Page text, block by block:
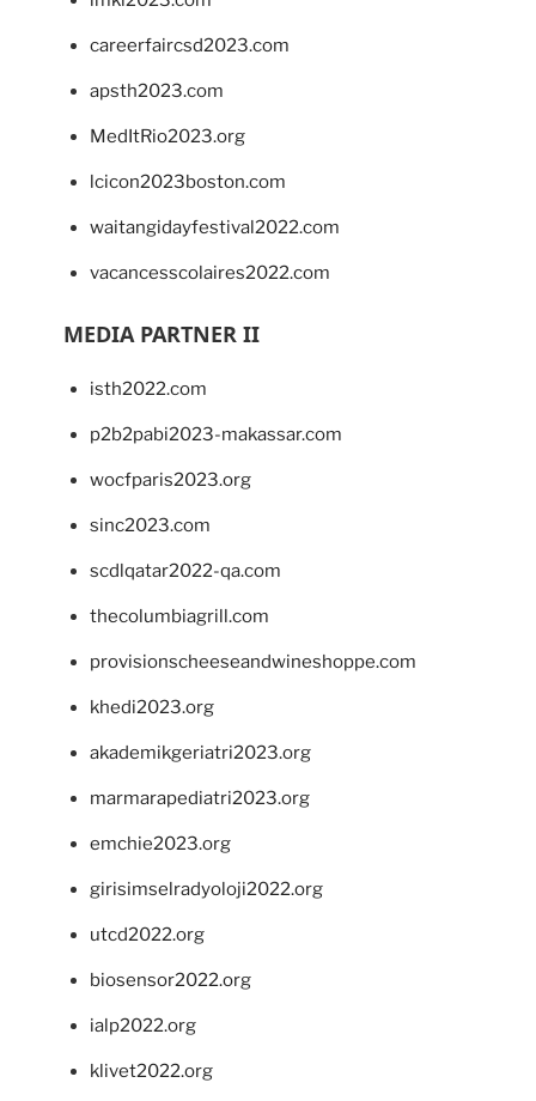
careerfaircsd2023.com
apsth2023.com
MedItRio2023.org
lcicon2023boston.com
waitangidayfestival2022.com
vacancesscolaires2022.com
MEDIA PARTNER II
isth2022.com
p2b2pabi2023-makassar.com
wocfparis2023.org
sinc2023.com
scdlqatar2022-qa.com
thecolumbiagrill.com
provisionscheeseandwineshoppe.com
khedi2023.org
akademikgeriatri2023.org
marmarapediatri2023.org
emchie2023.org
girisimselradyoloji2022.org
utcd2022.org
biosensor2022.org
ialp2022.org
klivet2022.org